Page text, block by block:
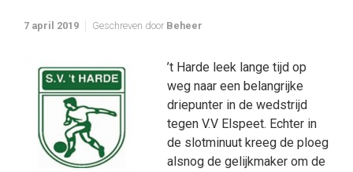
7 april 2019 Geschreven door Beheer
’t Harde leek lange tijd op
weg naar een belangrijke
driepunter in de wedstrijd
tegen V.V Elspeet. Echter in
de slotminuut kreeg de ploeg
alsnog de gelijkmaker om de